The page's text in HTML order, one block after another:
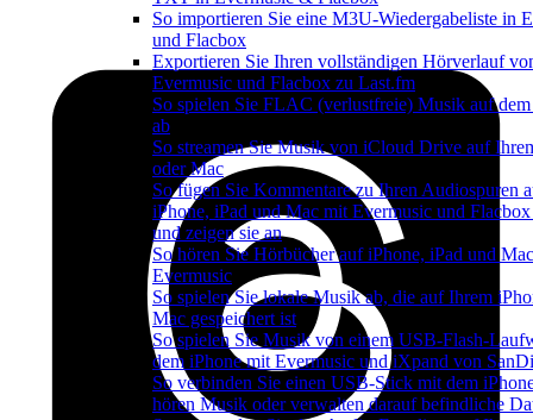
So importieren Sie eine M3U-Wiedergabeliste in
und Flacbox
Exportieren Sie Ihren vollständigen Hörverlauf
Evermusic und Flacbox zu Last.fm
So spielen Sie FLAC (verlustfreie) Musik auf
ab
So streamen Sie Musik von iCloud Drive auf
oder Mac
So fügen Sie Kommentare zu Ihren Audiospuren
iPhone, iPad und Mac mit Evermusic und
und zeigen sie an
So hören Sie Hörbücher auf iPhone, iPad und
Evermusic
So spielen Sie lokale Musik ab, die auf Ihrem
Mac gespeichert ist
So spielen Sie Musik von einem USB-Flash-
dem iPhone mit Evermusic und iXpand von
So verbinden Sie einen USB-Stick mit dem
hören Musik oder verwalten darauf befindliche